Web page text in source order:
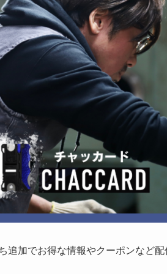
追加でお得な情報やクーポンなど配